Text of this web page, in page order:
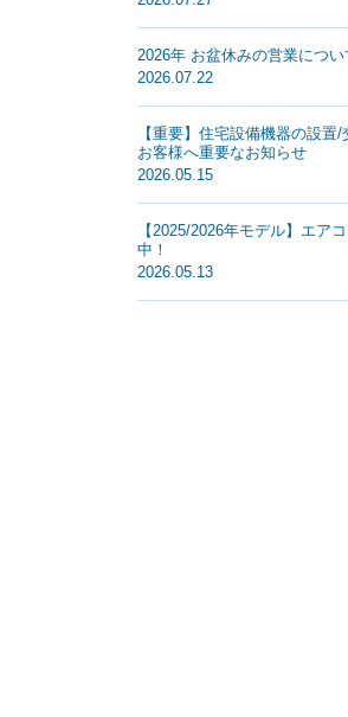
2026年 お盆休みの営業につい
2026.07.22
【重要】住宅設備機器の設置
お客様へ重要なお知らせ
2026.05.15
【2025/2026年モデル】エア
中！
2026.05.13